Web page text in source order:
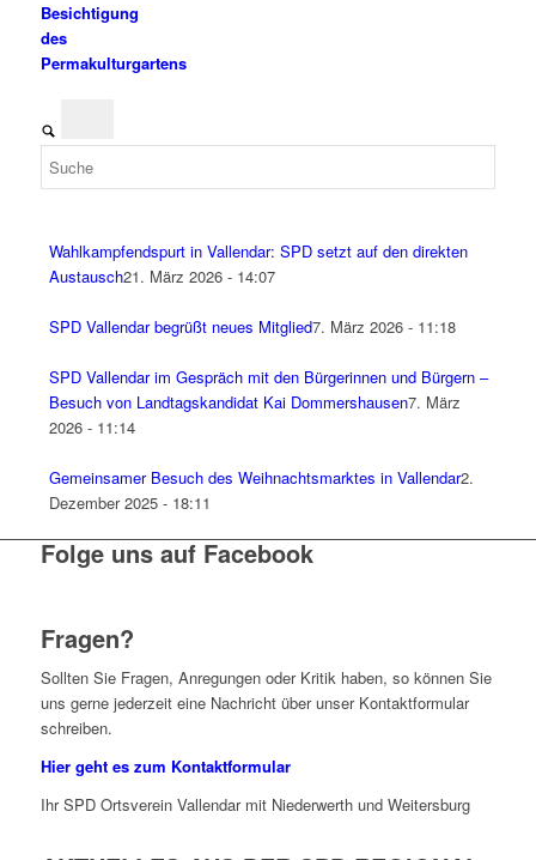
Besichtigung
des
Permakulturgartens
Wahlkampfendspurt in Vallendar: SPD setzt auf den direkten
Austausch21. März 2026 - 14:07
SPD Vallendar begrüßt neues Mitglied7. März 2026 - 11:18
SPD Vallendar im Gespräch mit den Bürgerinnen und Bürgern –
Besuch von Landtagskandidat Kai Dommershausen7. März
2026 - 11:14
Gemeinsamer Besuch des Weihnachtsmarktes in Vallendar2.
Dezember 2025 - 18:11
Folge uns auf Facebook
Fragen?
Sollten Sie Fragen, Anregungen oder Kritik haben, so können Sie
uns gerne jederzeit eine Nachricht über unser Kontaktformular
schreiben.
Hier geht es zum Kontaktformular
Ihr SPD Ortsverein Vallendar mit Niederwerth und Weitersburg